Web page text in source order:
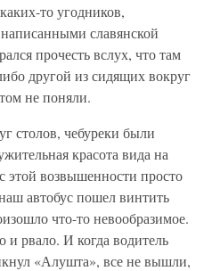
то угодников,
славянской
прочесть вслух, что там
другой из сидящих вокруг
не поняли.
столов, чебуреки были
красота вида на
этой возвышенности просто
автобус пошел винтить
что-то невообразимое.
и рвало. И когда водитель
«Алушта», все не вышли,